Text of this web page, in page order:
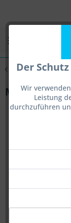
Der
Wir
Leistung
durchzuführen
Übersicht
MEC Fix-Kit